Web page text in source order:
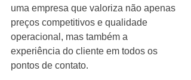
uma empresa que valoriza não apenas
preços competitivos e qualidade
operacional, mas também a
experiência do cliente em todos os
pontos de contato.